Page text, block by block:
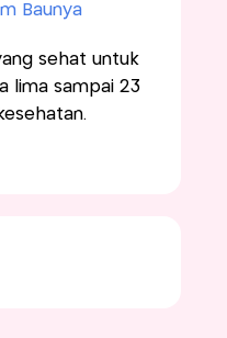
Baunya
sehat untuk
lima sampai 23